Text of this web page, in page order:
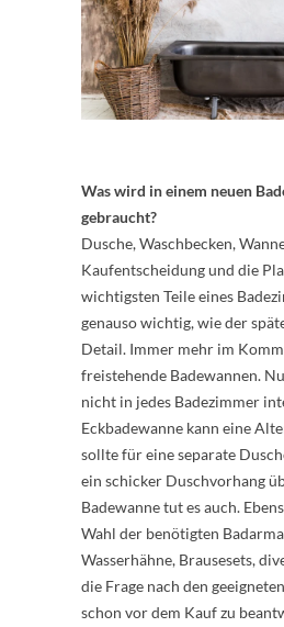
Was wird in einem neuen
gebraucht?
Dusche, Waschbecken,
Kaufentscheidung und die
wichtigsten Teile eines
genauso wichtig, wie der
Detail. Immer mehr im
freistehende Badewannen.
nicht in jedes Badezimmer
Eckbadewanne kann eine
sollte für eine separate
ein schicker Duschvorhang
Badewanne tut es auch.
Wahl der benötigten
Wasserhähne, Brausesets,
die Frage nach den
schon vor dem Kauf zu